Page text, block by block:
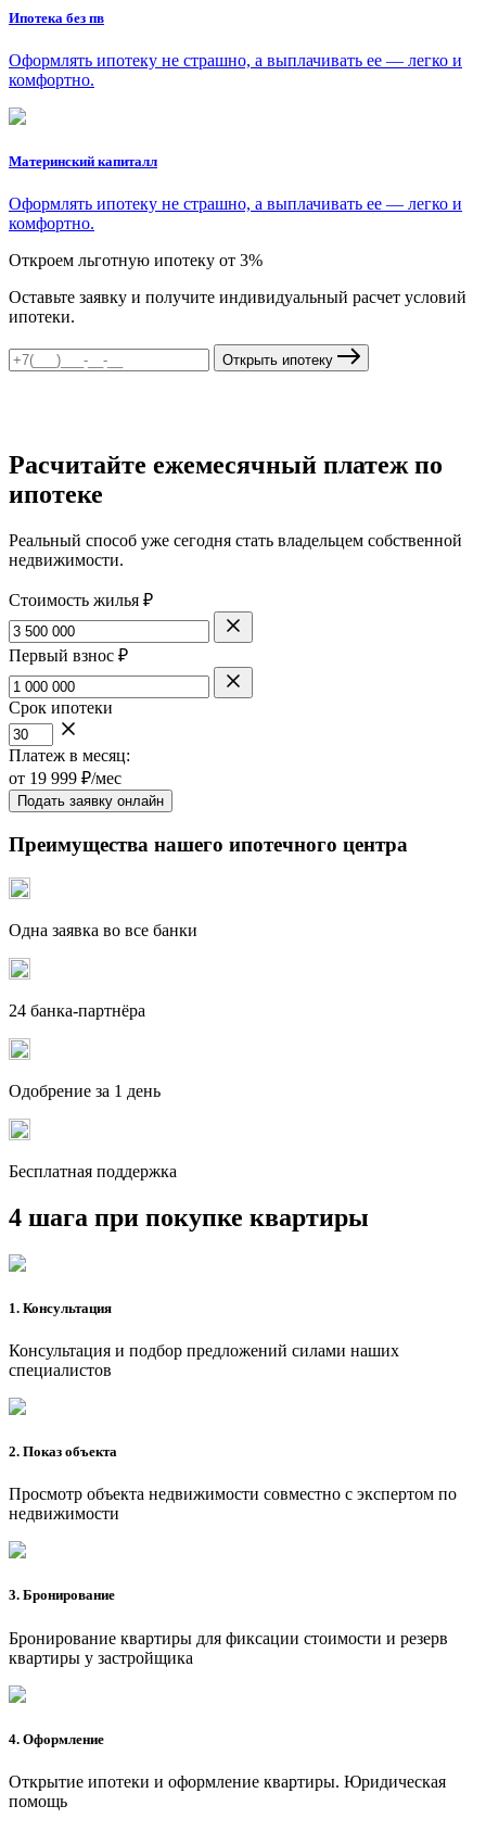
Ипотека без пв
Оформлять ипотеку не страшно, а выплачивать ее — легко и
комфортно.
Материнский капиталл
Оформлять ипотеку не страшно, а выплачивать ее — легко и
комфортно.
Откроем льготную ипотеку от 3%
Оставьте заявку и получите индивидуальный расчет условий
ипотеки.
Открыть ипотеку
Расчитайте ежемесячный платеж по
ипотеке
Реальный способ уже сегодня стать владельцем собственной
недвижимости.
Стоимость жилья ₽
Первый взнос ₽
Срок ипотеки
Платеж в месяц:
от 19 999 ₽/мес
Подать заявку онлайн
Преимущества нашего ипотечного центра
Одна заявка во все банки
24 банка-партнёра
Одобрение за 1 день
Бесплатная поддержка
4 шага при покупке квартиры
1. Консультация
Консультация и подбор предложений силами наших
специалистов
2. Показ объекта
Просмотр объекта недвижимости совместно с экспертом по
недвижимости
3. Бронирование
Бронирование квартиры для фиксации стоимости и резерв
квартиры у застройщика
4. Оформление
Открытие ипотеки и оформление квартиры. Юридическая
помощь